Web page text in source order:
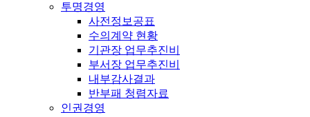
투명경영
사전정보공표
수의계약 현황
기관장 업무추진비
부서장 업무추진비
내부감사결과
반부패 청렴자료
인권경영